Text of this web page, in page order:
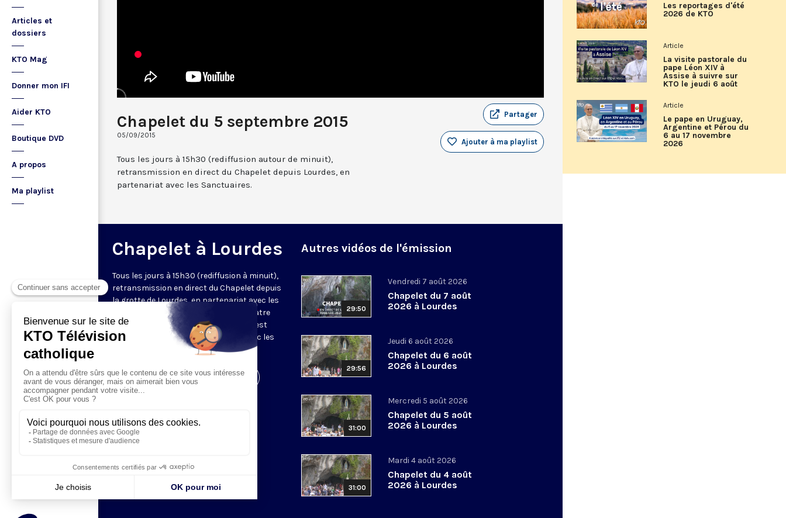
Articles et
dossiers
KTO Mag
Donner mon IFI
Aider KTO
Boutique DVD
A propos
Ma playlist
Chapelet du 5 septembre 2015
05/09/2015
Partager
Ajouter à ma playlist
Tous les jours à 15h30 (rediffusion autour de minuit),
retransmission en direct du Chapelet depuis Lourdes, en
partenariat avec les Sanctuaires.
Chapelet à Lourdes
Tous les jours à 15h30 (rediffusion à minuit),
retransmission en direct du Chapelet depuis
la grotte de Lourdes, en partenariat avec les
Sanctuaires. Chaque jour, l'une des quatre
méditations des mystères du Rosaire est
proposée en communion de prière avec les
Visiter la page de l'émission
Autres vidéos de l'émission
29:50
Vendredi 7 août 2026
Chapelet du 7 août
2026 à Lourdes
29:56
Jeudi 6 août 2026
Chapelet du 6 août
2026 à Lourdes
31:00
Mercredi 5 août 2026
Chapelet du 5 août
2026 à Lourdes
31:00
Mardi 4 août 2026
Chapelet du 4 août
2026 à Lourdes
Les reportages d'été
2026 de KTO
Article
La visite pastorale du
pape Léon XIV à
Assise à suivre sur
KTO le jeudi 6 août
Article
Le pape en Uruguay,
Argentine et Pérou du
6 au 17 novembre
2026